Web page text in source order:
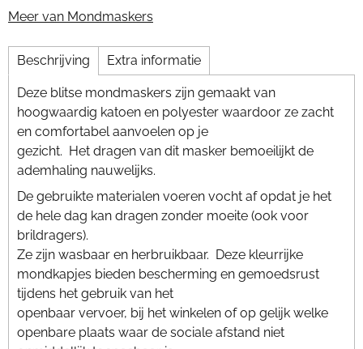
Meer van Mondmaskers
Beschrijving Extra informatie
Deze blitse mondmaskers zijn gemaakt van
hoogwaardig katoen en polyester waardoor ze zacht
en comfortabel aanvoelen op je
gezicht. Het dragen van dit masker bemoeilijkt de
ademhaling nauwelijks.
De gebruikte materialen voeren vocht af opdat je het
de hele dag kan dragen zonder moeite (ook voor
brildragers).
Ze zijn wasbaar en herbruikbaar. Deze kleurrijke
mondkapjes bieden bescherming en gemoedsrust
tijdens het gebruik van het
openbaar vervoer, bij het winkelen of op gelijk welke
openbare plaats waar de sociale afstand niet